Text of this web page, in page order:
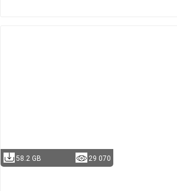
58.2 GB 29 070